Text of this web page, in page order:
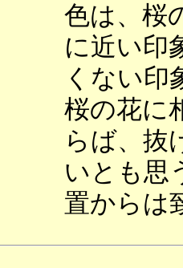
色は、桜
に近い印
くない印
桜の花に
らば、抜
いとも思
置からは